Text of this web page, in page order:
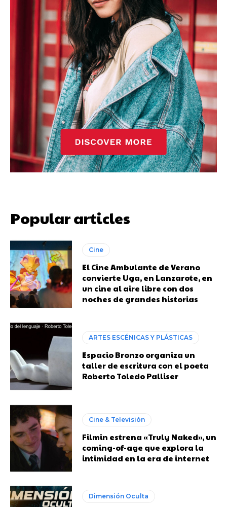
Popular articles
Cine
El Cine Ambulante de Verano
convierte Uga, en Lanzarote, en
un cine al aire libre con dos
noches de grandes historias
ARTES ESCÉNICAS Y PLÁSTICAS
Espacio Bronzo organiza un
taller de escritura con el poeta
Roberto Toledo Palliser
Cine & Televisión
Filmin estrena «Truly Naked», un
coming-of-age que explora la
intimidad en la era de internet
Dimensión Oculta